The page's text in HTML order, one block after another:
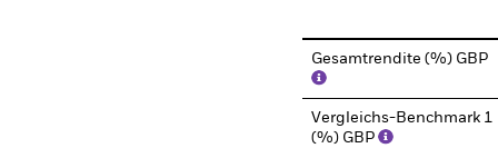
Gesamtrendite (%) GBP
Vergleichs-Benchmark 1
(%) GBP